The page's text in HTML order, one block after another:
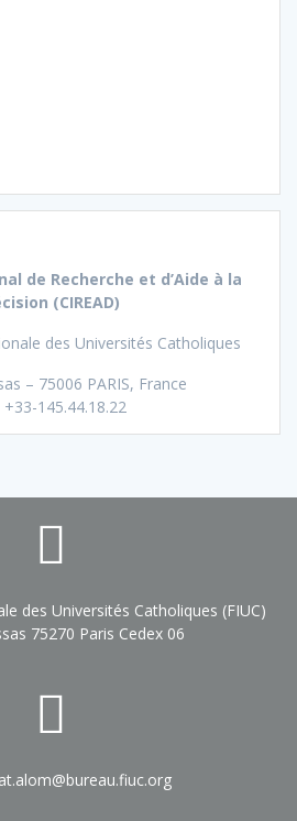
de Recherche et d’Aide à la
(CIREAD)
des Universités Catholiques
– 75006 PARIS, France
+33-145.44.18.22
des Universités Catholiques (FIUC)
75270 Paris Cedex 06